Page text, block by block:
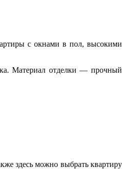
с окнами в пол, высокими
Материал отделки — прочный
здесь можно выбрать квартиру